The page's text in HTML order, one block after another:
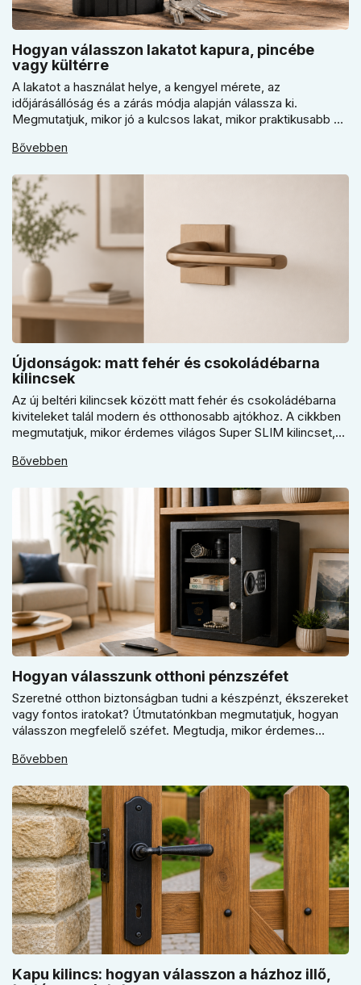
Hogyan válasszon lakatot kapura, pincébe
vagy kültérre
A lakatot a használat helye, a kengyel mérete, az
időjárásállóság és a zárás módja alapján válassza ki.
Megmutatjuk, mikor jó a kulcsos lakat, mikor praktikusabb a
érdemes kapuhoz, pincéhez vagy kerti házhoz csak ár
Bővebben
Újdonságok: matt fehér és csokoládébarna
kilincsek
Az új beltéri kilincsek között matt fehér és csokoládébarna
kiviteleket talál modern és otthonosabb ajtókhoz. A cikkben
megmutatjuk, mikor érdemes világos Super SLIM kilincset,
döntsön a kerek vagy szögletes rozetta között az egységes
Bővebben
Hogyan válasszunk otthoni pénzszéfet
Szeretné otthon biztonságban tudni a készpénzt, ékszereket
vagy fontos iratokat? Útmutatónkban megmutatjuk, hogyan
válasszon megfelelő széfet. Megtudja, mikor érdemes
kulcsfontosságú a szakszerű rögzítés a valódi védelemhez
Bővebben
Kapu kilincs: hogyan válasszon a házhoz illő,